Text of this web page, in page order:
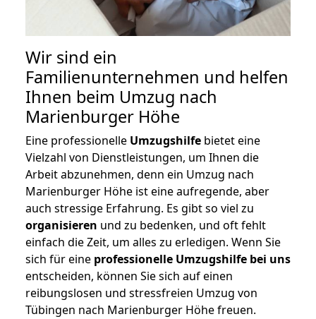
Wir sind ein
Familienunternehmen und helfen
Ihnen beim Umzug nach
Marienburger Höhe
Eine professionelle Umzugshilfe bietet eine
Vielzahl von Dienstleistungen, um Ihnen die
Arbeit abzunehmen, denn ein Umzug nach
Marienburger Höhe ist eine aufregende, aber
auch stressige Erfahrung. Es gibt so viel zu
organisieren und zu bedenken, und oft fehlt
einfach die Zeit, um alles zu erledigen. Wenn Sie
sich für eine professionelle Umzugshilfe bei uns
entscheiden, können Sie sich auf einen
reibungslosen und stressfreien Umzug von
Tübingen nach Marienburger Höhe freuen.